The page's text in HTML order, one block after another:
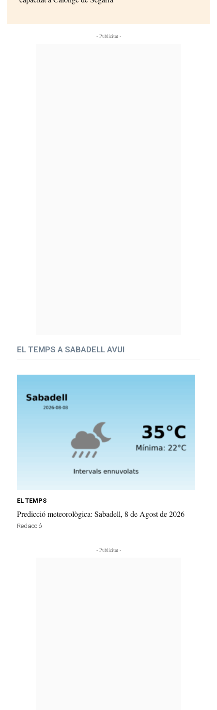
- Publicitat -
EL TEMPS A SABADELL AVUI
EL TEMPS
Predicció meteorològica: Sabadell, 8 de Agost de 2026
Redacció
- Publicitat -